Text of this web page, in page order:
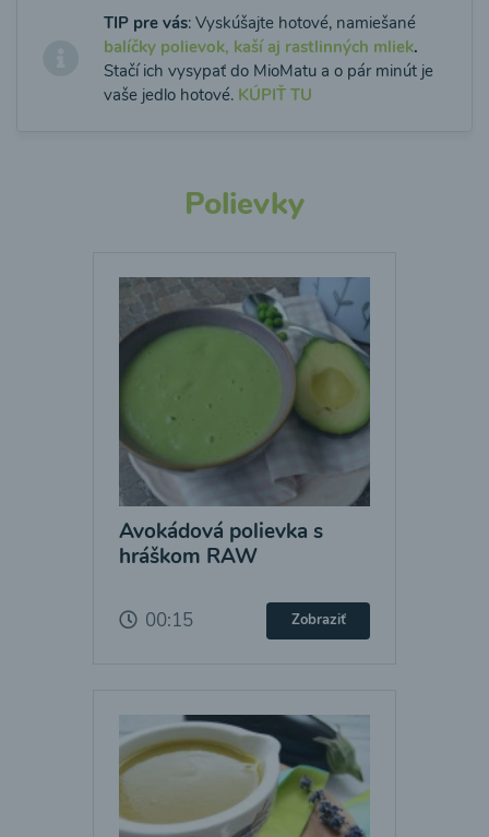
TIP pre vás: Vyskúšajte hotové, namiešané
balíčky polievok, kaší aj rastlinných mliek.
Stačí ich vysypať do MioMatu a o pár minút je
vaše jedlo hotové. KÚPIŤ TU
Polievky
Avokádová polievka s
hráškom RAW
00:15 Zobraziť